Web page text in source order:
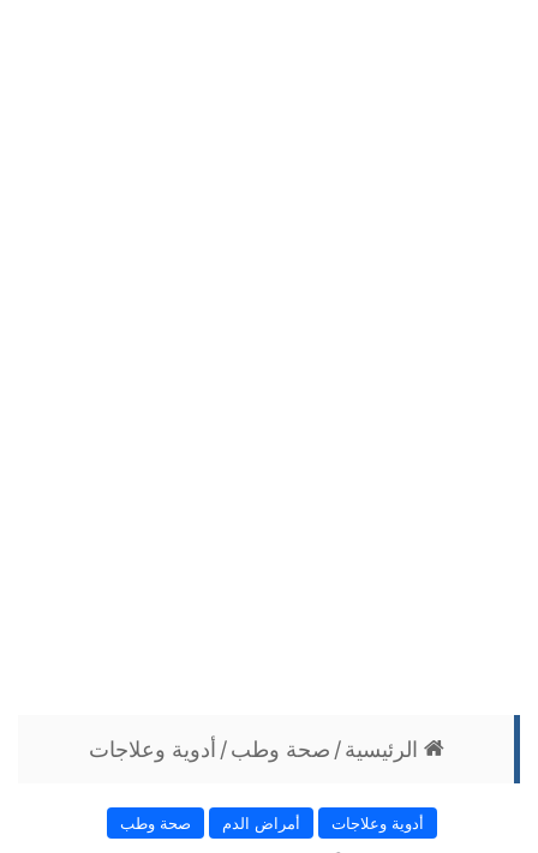
الرئيسية / صحة وطب / أدوية وعلاجات
أدوية وعلاجات أمراض الدم صحة وطب